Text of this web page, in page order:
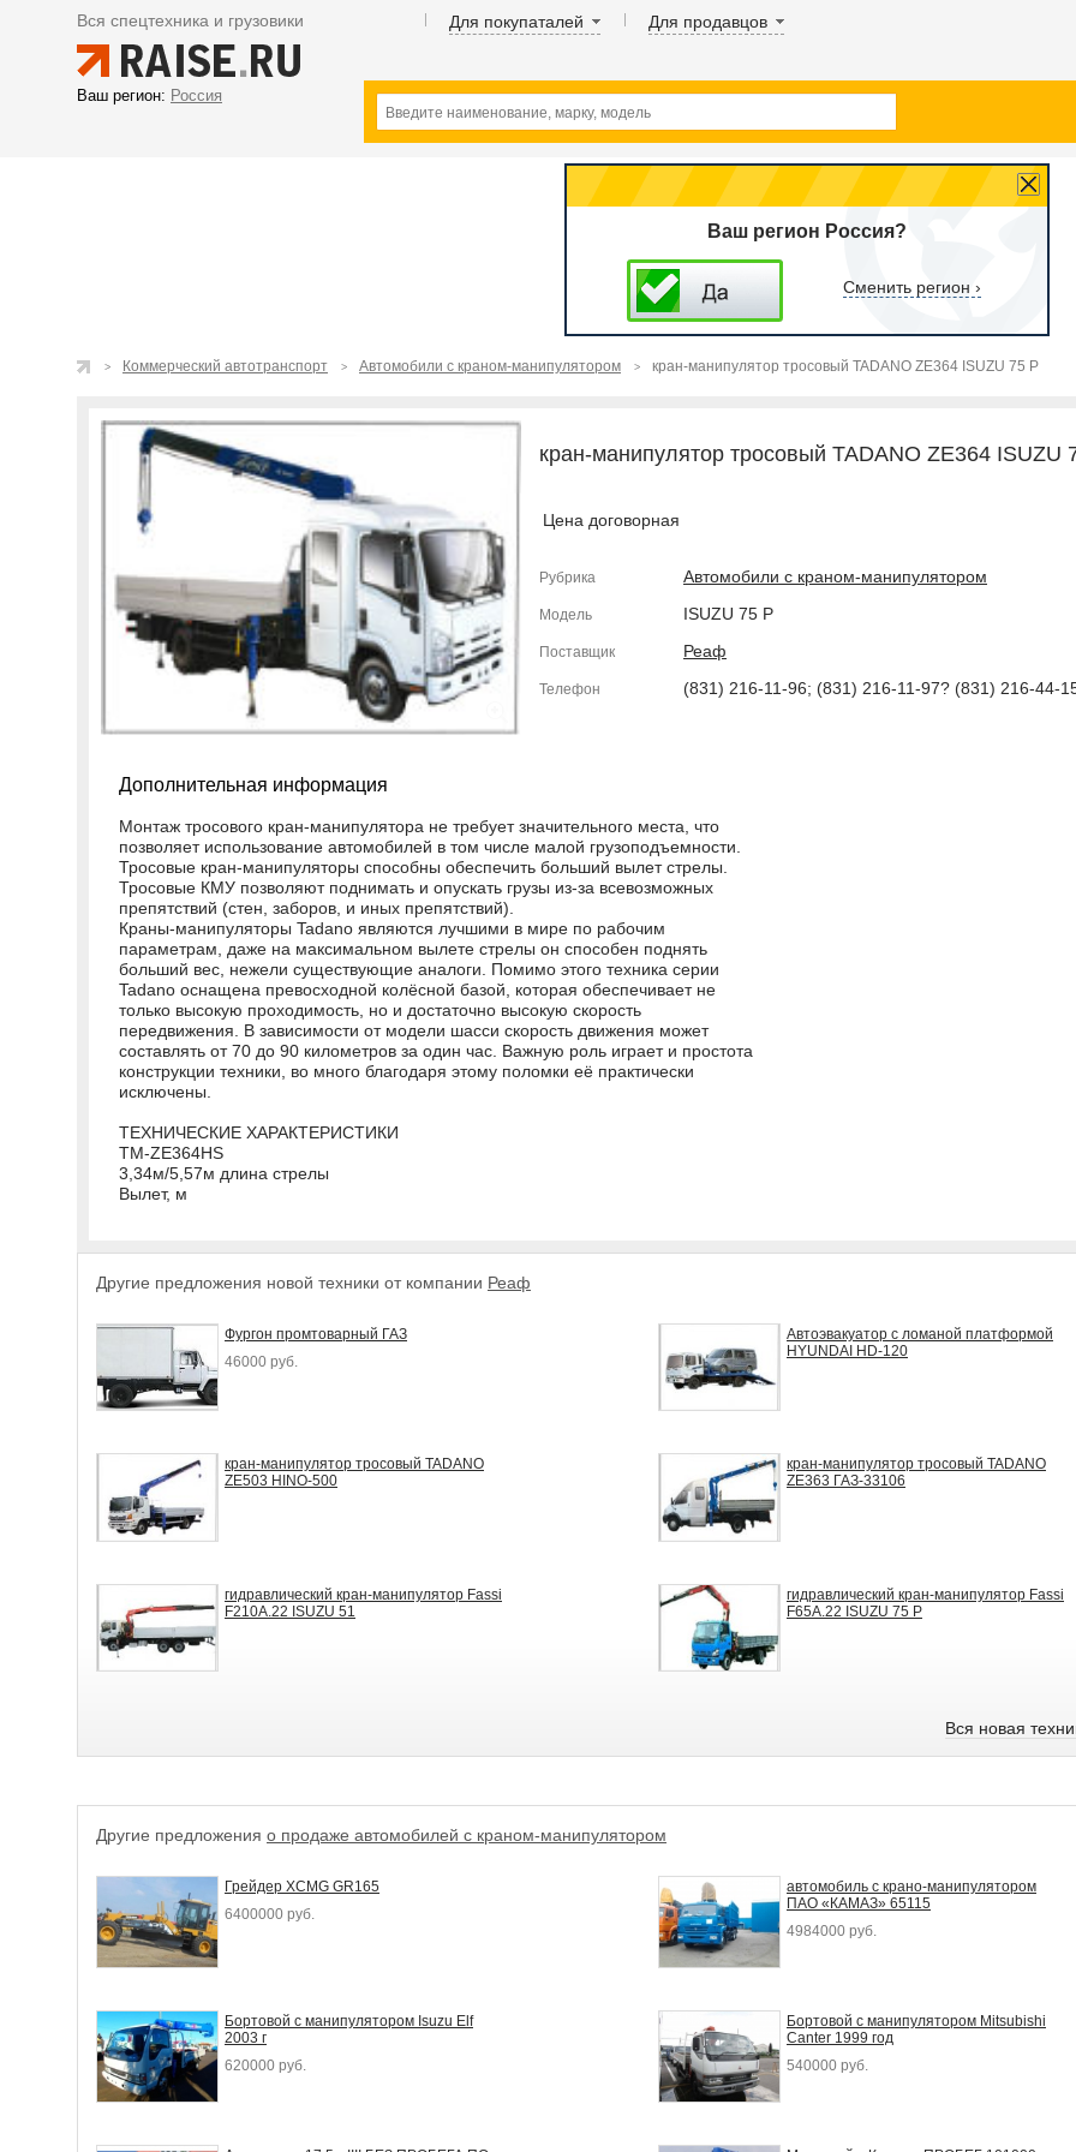
Вся спецтехника и грузовики Для покупаталей Для продавцов
Ваш регион: Россия
Ваш регион Россия?
Сменить регион ›
Коммерческий автотранспорт Автомобили с краном-манипулятором кран-манипулятор тросовый TADANO ZE364 ISUZU 75 P
кран-манипулятор тросовый TADANO ZE364 ISUZU
Цена договорная
Рубрика Автомобили с краном-манипулятором
Модель ISUZU 75 P
Поставщик Реаф
Телефон (831) 216-11-96; (831) 216-11-97? (831) 216-44-
Дополнительная информация
Монтаж тросового кран-манипулятора не требует значительного места, что
позволяет использование автомобилей в том числе малой грузоподъемности.
Тросовые кран-манипуляторы способны обеспечить больший вылет стрелы.
Тросовые КМУ позволяют поднимать и опускать грузы из-за всевозможных
препятствий (стен, заборов, и иных препятствий).
Краны-манипуляторы Tadano являются лучшими в мире по рабочим
параметрам, даже на максимальном вылете стрелы он способен поднять
больший вес, нежели существующие аналоги. Помимо этого техника серии
Tadano оснащена превосходной колёсной базой, которая обеспечивает не
только высокую проходимость, но и достаточно высокую скорость
передвижения. В зависимости от модели шасси скорость движения может
составлять от 70 до 90 километров за один час. Важную роль играет и простота
конструкции техники, во много благодаря этому поломки её практически
исключены.
ТЕХНИЧЕСКИЕ ХАРАКТЕРИСТИКИ
TM-ZE364HS
3,34м/5,57м длина стрелы
Вылет, м
Другие предложения новой техники от компании Реаф
Фургон промтоварный ГАЗ
46000 руб.
Автоэвакуатор с ломаной платформой
HYUNDAI HD-120
кран-манипулятор тросовый TADANO
ZE503 HINO-500
кран-манипулятор тросовый TADANO
ZE363 ГАЗ-33106
гидравлический кран-манипулятор Fassi
F210А.22 ISUZU 51
гидравлический кран-манипулятор Fassi
F65А.22 ISUZU 75 P
Вся новая
Другие предложения о продаже автомобилей с краном-манипулятором
Грейдер XCMG GR165
6400000 руб.
автомобиль с крано-манипулятором
ПАО «КАМАЗ» 65115
4984000 руб.
Бортовой с манипулятором Isuzu Elf
2003 г
620000 руб.
Бортовой с манипулятором Mitsubishi
Canter 1999 год
540000 руб.